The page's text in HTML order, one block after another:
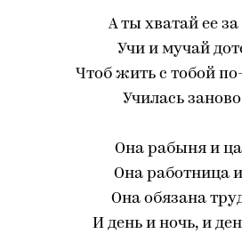
А ты хватай ее
Учи и мучай
Чтоб жить с тобой
Училась
Она рабыня и
Она работница
Она обязана
И день и ночь, и